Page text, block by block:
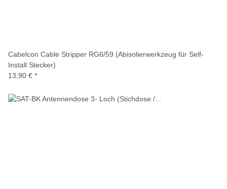
Cabelcon Cable Stripper RG6/59 (Abisolierwerkzeug für Self-
Install Stecker)
13,90 € *